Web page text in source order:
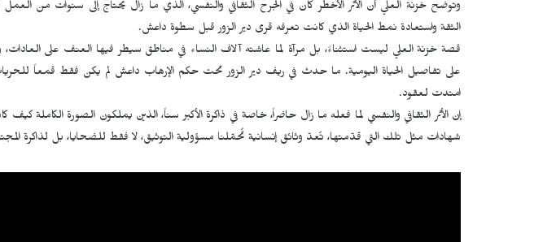
وتوضح خزنة العلي أن الأثر الأخطر كان في الجرح الثقافي والنفسي، الذي ما زال يحتاج إلى سنوات من العمل
الثقة واستعادة نمط الحياة الذي كانت تعرفه قرى دير الزور قبل سطوة داعش.
قصة خزنة العلي ليست استثناءً، بل مرآة لما عاشته آلاف النساء في مناطق سيطر فيها العنف على العادات،
على تفاصيل الحياة اليومية. ما حدث في ريف دير الزور تحت حكم الإرهاب داعش لم يكن فقط قمعاً
امتدت لعقود.
إن الأثر الثقافي والنفسي لما فعله ما زال حاضراً، خاصة في ذاكرة الأكبر سناً، الذين يملكون الصورة الكاملة كيف
شهادات مثل تلك التي قدّمتها، تُعدّ وثائق إنسانية تُحمّلنا مسؤولية التوثيق، لا فقط للضحايا، بل لذاكرة